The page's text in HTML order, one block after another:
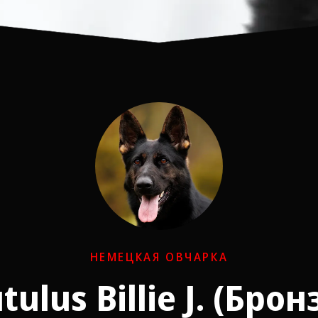
НЕМЕЦКАЯ ОВЧАРКА
Billie J.